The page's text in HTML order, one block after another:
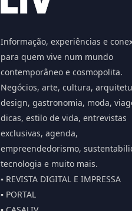
Informação, experiências e
para quem vive num mundo
contemporâneo e cosmopolita.
Negócios, arte, cultura,
design, gastronomia, moda,
dicas, estilo de vida, entrevistas
exclusivas, agenda,
empreendedorismo,
tecnologia e muito mais.
▪️ REVISTA DIGITAL E IMPRESSA
▪️ PORTAL